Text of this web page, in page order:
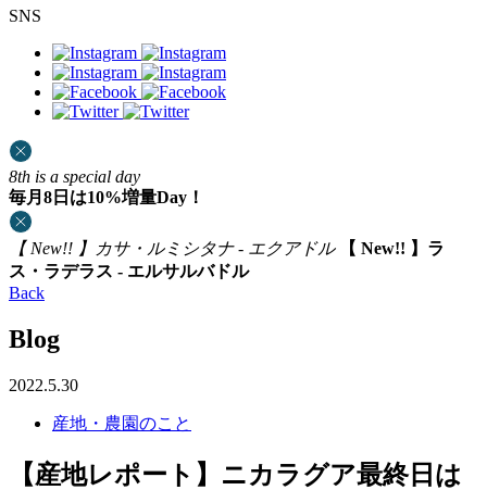
SNS
8th is a special day
毎月8日は10%増量Day！
【 New!! 】カサ・ルミシタナ - エクアドル
【 New!! 】ラ
ス・ラデラス - エルサルバドル
Back
Blog
2022.5.30
産地・農園のこと
【産地レポート】ニカラグア最終日は